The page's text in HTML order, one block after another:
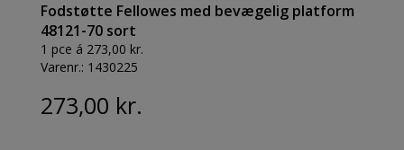
Fodstøtte Fellowes med bevægelig platform
48121-70 sort
1 pce á 273,00 kr.
Varenr.: 1430225
273,00 kr.